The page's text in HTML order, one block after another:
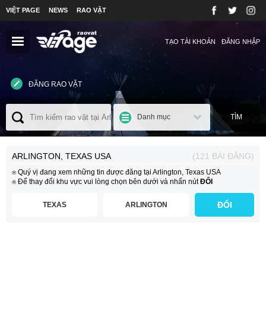
VIỆT PAGE NEWS RAO VẶT
ĐĂNG NHẬP
TẠO TÀI KHOẢN
ĐĂNG RAO VẶT
Danh mục TÌM
ARLINGTON, TEXAS USA (121 BÀI ĐĂNG)
⍟ Quý vị đang xem những tin được đăng tại Arlington, Texas USA
⍟ Để thay đổi khu vực vui lòng chọn bên dưới và nhấn nútĐỔI
TEXAS ARLINGTON ĐỔI